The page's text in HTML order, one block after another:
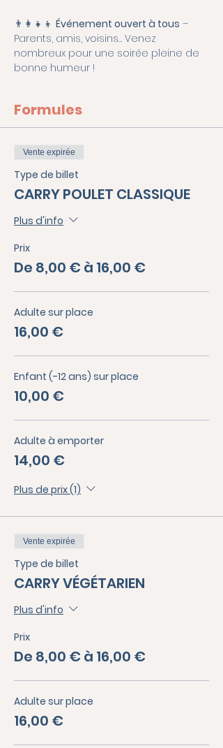
👨‍👩‍👧‍👦 Événement ouvert à tous –
Parents, amis, voisins… Venez
nombreux pour une soirée pleine de
bonne humeur !
Formules
Vente expirée
Type de billet
CARRY POULET CLASSIQUE
Plus d'info
Prix
De 8,00 € à 16,00 €
Adulte sur place
16,00 €
Enfant (-12 ans) sur place
10,00 €
Adulte à emporter
14,00 €
Plus de prix (1)
Vente expirée
Type de billet
CARRY VÉGÉTARIEN
Plus d'info
Prix
De 8,00 € à 16,00 €
Adulte sur place
16,00 €